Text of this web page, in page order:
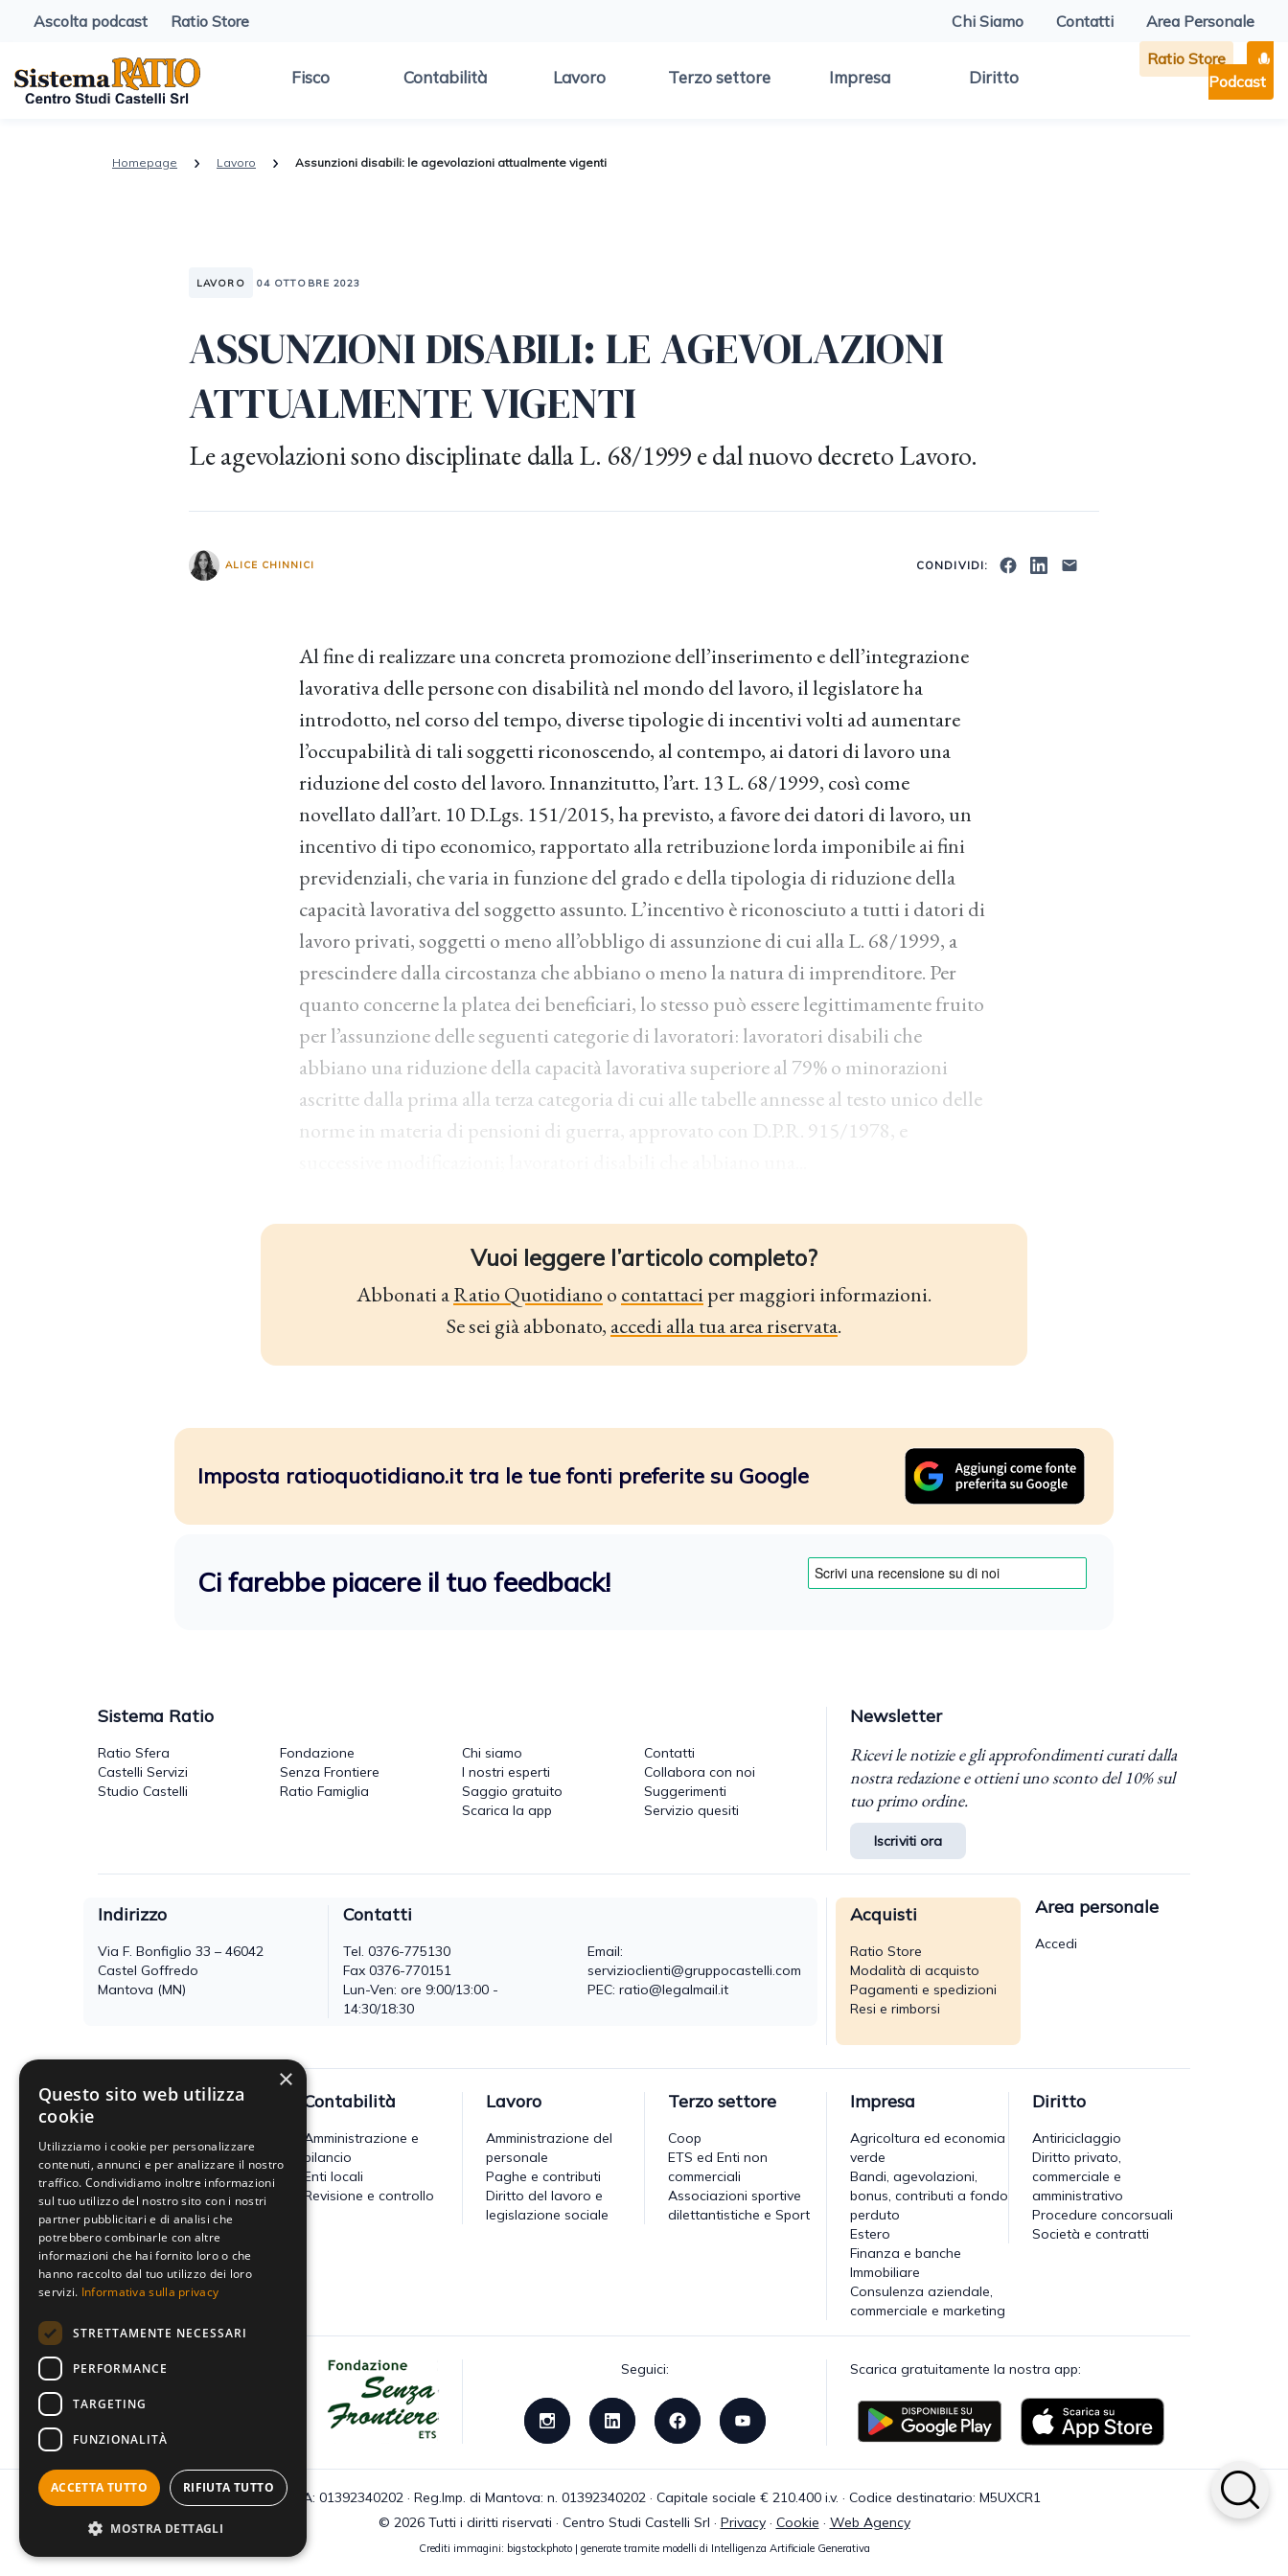
Ascolta podcast Ratio Store Chi Siamo Contatti Area Personale
Fisco Contabilità Lavoro Terzo settore Impresa Diritto
Ratio Store
Podcast
Homepage Lavoro Assunzioni disabili: le agevolazioni attualmente vigenti
LAVORO 04 OTTOBRE 2023
ASSUNZIONI DISABILI: LE AGEVOLAZIONI
ATTUALMENTE VIGENTI
Le agevolazioni sono disciplinate dalla L. 68/1999 e dal nuovo decreto Lavoro.
ALICE CHINNICI CONDIVIDI:
Al fine di realizzare una concreta promozione dell’inserimento e dell’integrazione
lavorativa delle persone con disabilità nel mondo del lavoro, il legislatore ha
introdotto, nel corso del tempo, diverse tipologie di incentivi volti ad aumentare
l’occupabilità di tali soggetti riconoscendo, al contempo, ai datori di lavoro una
riduzione del costo del lavoro. Innanzitutto, l’art. 13 L. 68/1999, così come
novellato dall’art. 10 D.Lgs. 151/2015, ha previsto, a favore dei datori di lavoro, un
incentivo di tipo economico, rapportato alla retribuzione lorda imponibile ai fini
previdenziali, che varia in funzione del grado e della tipologia di riduzione della
capacità lavorativa del soggetto assunto. L’incentivo è riconosciuto a tutti i datori di
lavoro privati, soggetti o meno all’obbligo di assunzione di cui alla L. 68/1999, a
prescindere dalla circostanza che abbiano o meno la natura di imprenditore. Per
quanto concerne la platea dei beneficiari, lo stesso può essere legittimamente fruito
per l’assunzione delle seguenti categorie di lavoratori: lavoratori disabili che
abbiano una riduzione della capacità lavorativa superiore al 79% o minorazioni
ascritte dalla prima alla terza categoria di cui alle tabelle annesse al testo unico delle
norme in materia di pensioni di guerra, approvato con D.P.R. 915/1978, e
Vuoi leggere l’articolo completo?
Abbonati aRatio Quotidiano o contattaciper maggiori informazioni.
Se sei già abbonato, accedi alla tua area riservata.
Imposta ratioquotidiano.it tra le tue fonti preferite su Google
Ci farebbe piacere il tuo feedback!
Sistema Ratio
Ratio Sfera
Castelli Servizi
Studio Castelli
Fondazione
Senza Frontiere
Ratio Famiglia
Chi siamo
I nostri esperti
Saggio gratuito
Scarica la app
Contatti
Collabora con noi
Suggerimenti
Servizio quesiti
Newsletter
Ricevi le notizie e gli approfondimenti curati dalla
nostra redazione e ottieni uno sconto del 10% sul
tuo primo ordine.
Iscriviti ora
Indirizzo
Via F. Bonfiglio 33 – 46042
Castel Goffredo
Mantova (MN)
Contatti
Tel.0376-775130
Fax 0376-770151
Lun-Ven: ore 9:00/13:00 -
14:30/18:30
Email:
servizioclienti@gruppocastelli.com
PEC: ratio@legalmail.it
Acquisti
Ratio Store
Modalità di acquisto
Pagamenti e spedizioni
Resi e rimborsi
Area personale
Accedi
Fisco
Accertamento, riscossione e
contenzioso
Imposte dirette
Altre imposte indirette e altri
tributi
Tributi locali
IVA
Contabilità
Amministrazione e
bilancio
Enti locali
Revisione e controllo
Lavoro
Amministrazione del
personale
Paghe e contributi
Diritto del lavoro e
legislazione sociale
Terzo settore
Coop
ETS ed Enti non
commerciali
Associazioni sportive
dilettantistiche e Sport
Impresa
Agricoltura ed economia
verde
Bandi, agevolazioni,
bonus, contributi a fondo
perduto
Estero
Finanza e banche
Immobiliare
Consulenza aziendale,
commerciale e marketing
Diritto
Antiriciclaggio
Diritto privato,
commerciale e
amministrativo
Procedure concorsuali
Società e contratti
Dona il tuo 5x1000 a Fondazione
Seguici: Scarica gratuitamente la nostra app:
C.F e P.IVA: 01392340202 · Reg.Imp. di Mantova: n. 01392340202 · Capitale sociale € 210.400 i.v. · Codice destinatario: M5UXCR1
© 2026 Tutti i diritti riservati · Centro Studi Castelli Srl · Privacy· Cookie · Web Agency
Crediti immagini: bigstockphoto | generate tramite modelli di Intelligenza Artificiale Generativa
×
Questo sito web utilizza
cookie
Utilizziamo i cookie per personalizzare
contenuti, annunci e per analizzare il nostro
traffico. Condividiamo inoltre informazioni
sul tuo utilizzo del nostro sito con i nostri
partner pubblicitari e di analisi che
potrebbero combinarle con altre
informazioni che hai fornito loro o che
hanno raccolto dal tuo utilizzo dei loro
servizi. Informativa sulla privacy
STRETTAMENTE NECESSARI
PERFORMANCE
TARGETING
FUNZIONALITÀ
ACCETTA TUTTO RIFIUTA TUTTO
MOSTRA DETTAGLI